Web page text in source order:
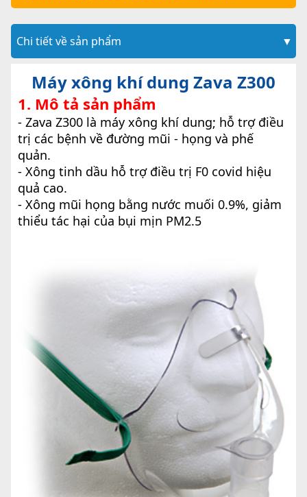
Chi tiết về sản phẩm ▼
Máy xông khí dung Zava Z300
1. Mô tả sản phẩm
- Zava Z300 là máy xông khí dung; hỗ trợ điều
trị các bệnh về đường mũi - họng và phế
quản.
- Xông tinh dầu hỗ trợ điều trị F0 covid hiệu
quả cao.
- Xông mũi họng bằng nước muối 0.9%, giảm
thiểu tác hại của bụi mịn PM2.5